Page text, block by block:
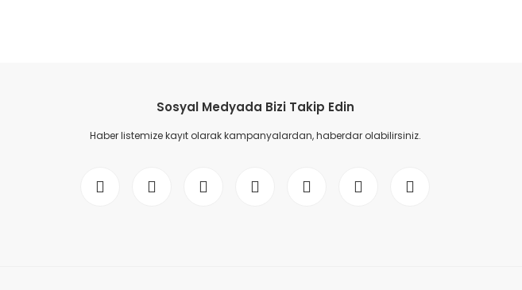
Sosyal Medyada Bizi Takip Edin
Haber listemize kayıt olarak kampanyalardan, haberdar olabilirsiniz.